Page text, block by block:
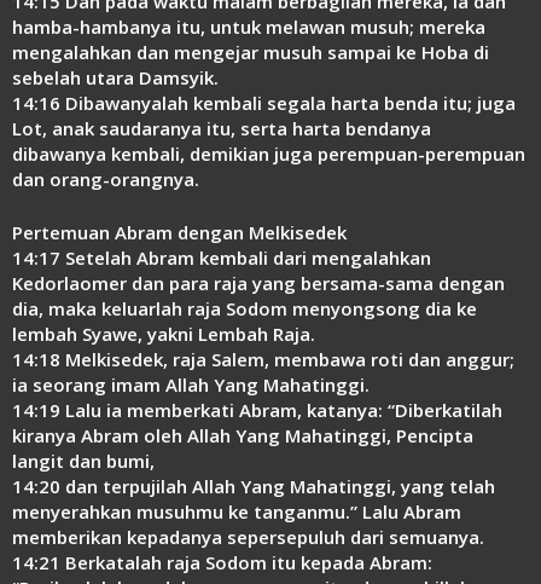
hamba-hambanya itu, untuk melawan musuh; mereka
mengalahkan dan mengejar musuh sampai ke Hoba di
sebelah utara Damsyik.
14:16 Dibawanyalah kembali segala harta benda itu; juga
Lot, anak saudaranya itu, serta harta bendanya
dibawanya kembali, demikian juga perempuan-perempuan
dan orang-orangnya.
Pertemuan Abram dengan Melkisedek
14:17 Setelah Abram kembali dari mengalahkan
Kedorlaomer dan para raja yang bersama-sama dengan
dia, maka keluarlah raja Sodom menyongsong dia ke
lembah Syawe, yakni Lembah Raja.
14:18 Melkisedek, raja Salem, membawa roti dan anggur;
ia seorang imam Allah Yang Mahatinggi.
14:19 Lalu ia memberkati Abram, katanya: “Diberkatilah
kiranya Abram oleh Allah Yang Mahatinggi, Pencipta
langit dan bumi,
14:20 dan terpujilah Allah Yang Mahatinggi, yang telah
menyerahkan musuhmu ke tanganmu.” Lalu Abram
memberikan kepadanya sepersepuluh dari semuanya.
14:21 Berkatalah raja Sodom itu kepada Abram: